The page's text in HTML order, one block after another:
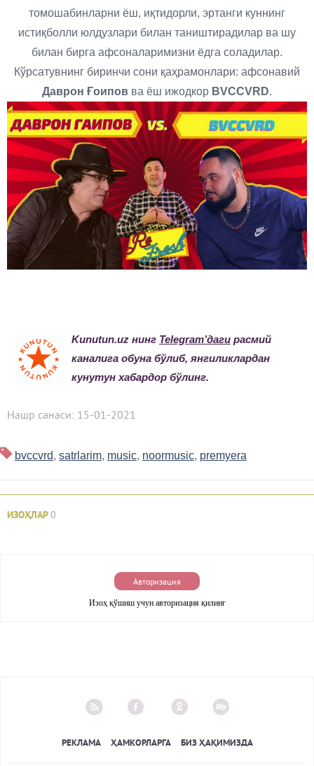
томошабинларни ёш, иқтидорли, эртанги куннинг
истиқболли юлдузлари билан таништирадилар ва шу
билан бирга афсоналаримизни ёдга соладилар.
Кўрсатувнинг биринчи сони қаҳрамонлари: афсонавий
Даврон Ғоипов ва ёш ижодкор BVCCVRD.
Kunutun.uz нинг Telegram’даги расмий
каналига обуна бўлиб, янгиликлардан
кунутун хабардор бўлинг.
Нашр санаси: 15-01-2021
bvccvrd, satrlarim, music, noormusic, premyera
ИЗОҲЛАР0
Авторизация
Изоҳ қўшиш учун авторизация қилинг
РЕКЛАМА ҲАМКОРЛАРГА БИЗ ҲАҚИМИЗДА